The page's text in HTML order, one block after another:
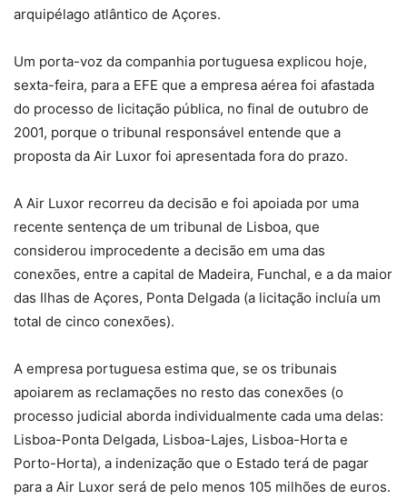
arquipélago atlântico de Açores.
Um porta-voz da companhia portuguesa explicou hoje,
sexta-feira, para a EFE que a empresa aérea foi afastada
do processo de licitação pública, no final de outubro de
2001, porque o tribunal responsável entende que a
proposta da Air Luxor foi apresentada fora do prazo.
A Air Luxor recorreu da decisão e foi apoiada por uma
recente sentença de um tribunal de Lisboa, que
considerou improcedente a decisão em uma das
conexões, entre a capital de Madeira, Funchal, e a da maior
das Ilhas de Açores, Ponta Delgada (a licitação incluía um
total de cinco conexões).
A empresa portuguesa estima que, se os tribunais
apoiarem as reclamações no resto das conexões (o
processo judicial aborda individualmente cada uma delas:
Lisboa-Ponta Delgada, Lisboa-Lajes, Lisboa-Horta e
Porto-Horta), a indenização que o Estado terá de pagar
para a Air Luxor será de pelo menos 105 milhões de euros.